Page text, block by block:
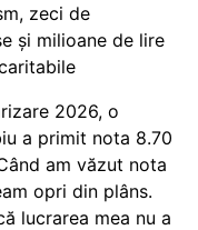
zeci de
și milioane de lire
2026, o
a primit nota 8.70
am văzut nota
opri din plâns.
lucrarea mea nu a